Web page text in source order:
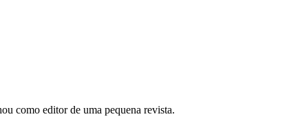
como editor de uma pequena revista.